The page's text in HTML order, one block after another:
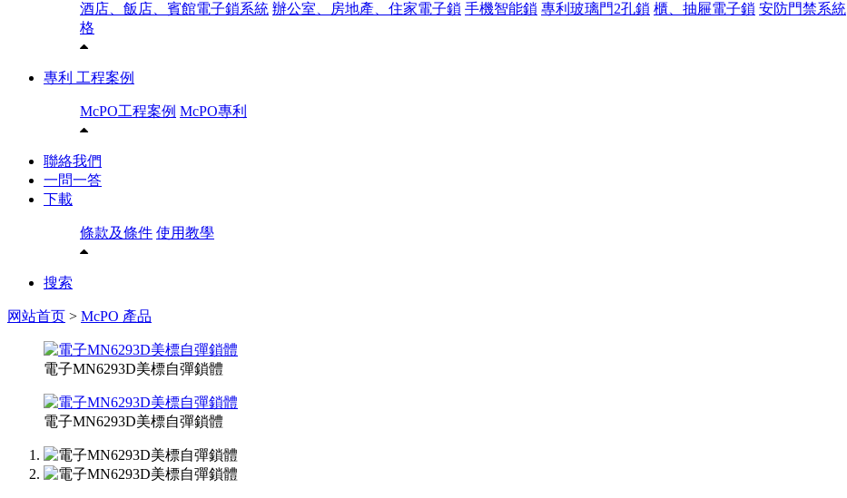
酒店、飯店、賓館電子鎖系統 辦公室、房地產、住家電子鎖 手機智能鎖 專利玻璃門2孔鎖 櫃、抽屜電子鎖 安防門禁系統
格
專利 工程案例
McPO工程案例 McPO專利
聯絡我們
一問一答
下載
條款及條件 使用教學
搜索
网站首页 > McPO 產品
電子MN6293D美標自彈鎖體
電子MN6293D美標自彈鎖體